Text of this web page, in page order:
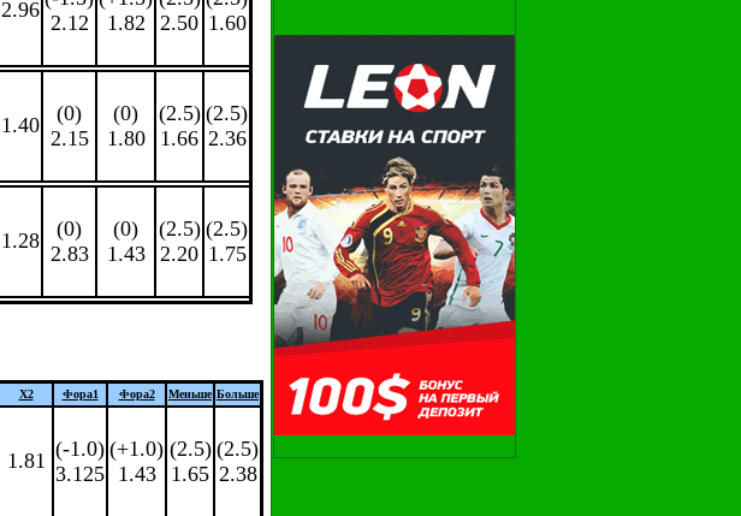
2.96
2.12
1.82
2.50 1.60
1.40
(0)
2.15
(0)
1.80
(2.5)
1.66
(2.5)
2.36
1.28
(0)
2.83
(0)
1.43
(2.5)
2.20
(2.5)
1.75
X2 Фора1 Фора2 Меньше Больше
1.81 (-1.0)
3.125
(+1.0)
1.43
(2.5)
1.65
(2.5)
2.38